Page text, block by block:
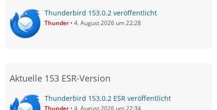
Thunderbird 153.0.2 veröffentlicht
Thunder 4. August 2026 um 22:28
Aktuelle 153 ESR-Version
Thunderbird 153.0.2 ESR veröffentlicht
Thunder 4. August 2026 um 22:34